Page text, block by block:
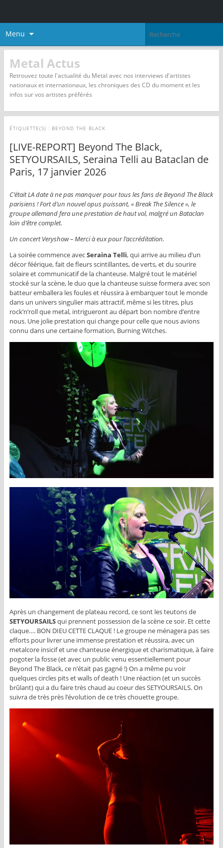
Menu
Metal Actus
Retrouvez toute l'actualité du Metal avec nos interviews d'artistes
nationaux et internationaux, les chroniques des CD du moment et les
infos sur vos artistes préférés
ÉTIQUETTE(S) : BEYOND THE BLACK
[LIVE-REPORT] Beyond The Black,
SETYOURSAILS, Seraina Telli au Bataclan de
Paris, 17 janvier 2026
C’était LA date à ne pas manquer pour tous les fans de Beyond The Black
parisiens ! Fort d’un nouvel opus puissant, « Break The Silence », le
groupe allemand fera une prestation de haut vol, malgré un Bataclan
loin d’être complet.
Un concert Veryshow – Merci à eux pour l’accréditation.
La soirée commence avecSeraina Telli, qui arrive au milieu d’un
décor féérique, fait de fleurs scintillantes, de verts, et du sourire
solaire et communicatif de la chanteuse. Malgré tout le matériel
stocké sur la scène, le duo que la chanteuse suisse formera avec son
batteur emballera les foules et réussira à embarquer tout le monde
dans un univers singulier mais attractif, même si les titres, plus
rock’n’roll que metal, intrigueront au départ bon nombre d’entre
nous. Une jolie prestation qui change pour celle que nous avions
connu dans une certaine formation, Burning Witches.
Après un changement de plateau record, ce sont les teutons de
SETYOURSAILSqui prennent possession de la scène ce soir. Et cette
claque…. BON DIEU CETTE CLAQUE ! Le groupe ne ménagera pas ses
efforts pour livrer une immense prestation et réussira, avec un
metalcore insicif et une chanteuse énergique et charismatique, à faire
pogoter la fosse (et avec un public venu essentiellement pour
Beyond The Black, ce n’était pas gagné !) On a même pu voir
quelques circles pits et walls of death ! Une réaction (et un succès
brûlant) qui a du faire très chaud au coeur des SETYOURSAILS. On
suivra de très près l’évolution de ce très chouette groupe.